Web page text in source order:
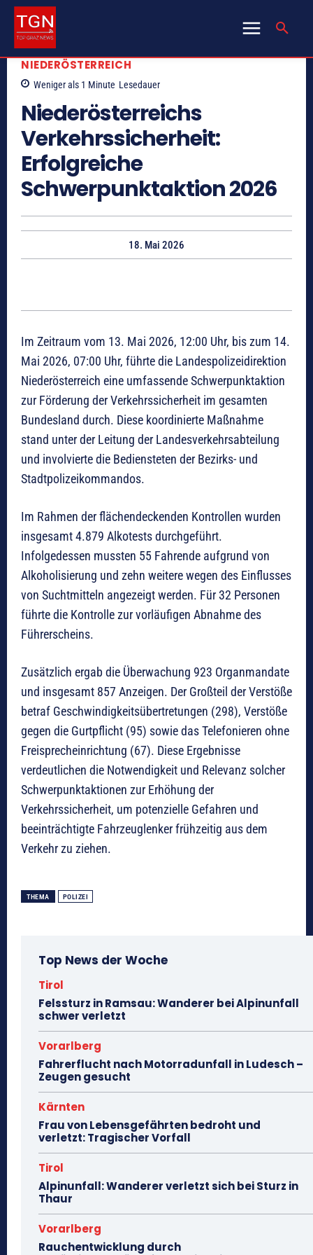
NIEDERÖSTERREICH
Weniger als 1 Minute Lesedauer
Niederösterreichs
Verkehrssicherheit:
Erfolgreiche
Schwerpunktaktion 2026
18. Mai 2026
Im Zeitraum vom 13. Mai 2026, 12:00 Uhr, bis zum 14.
Mai 2026, 07:00 Uhr, führte die Landespolizeidirektion
Niederösterreich eine umfassende Schwerpunktaktion
zur Förderung der Verkehrssicherheit im gesamten
Bundesland durch. Diese koordinierte Maßnahme
stand unter der Leitung der Landesverkehrsabteilung
und involvierte die Bediensteten der Bezirks- und
Stadtpolizeikommandos.
Im Rahmen der flächendeckenden Kontrollen wurden
insgesamt 4.879 Alkotests durchgeführt.
Infolgedessen mussten 55 Fahrende aufgrund von
Alkoholisierung und zehn weitere wegen des Einflusses
von Suchtmitteln angezeigt werden. Für 32 Personen
führte die Kontrolle zur vorläufigen Abnahme des
Führerscheins.
Zusätzlich ergab die Überwachung 923 Organmandate
und insgesamt 857 Anzeigen. Der Großteil der Verstöße
betraf Geschwindigkeitsübertretungen (298), Verstöße
gegen die Gurtpflicht (95) sowie das Telefonieren ohne
Freisprecheinrichtung (67). Diese Ergebnisse
verdeutlichen die Notwendigkeit und Relevanz solcher
Schwerpunktaktionen zur Erhöhung der
Verkehrssicherheit, um potenzielle Gefahren und
beeinträchtigte Fahrzeuglenker frühzeitig aus dem
Verkehr zu ziehen.
THEMA POLIZEI
Top News der Woche
Tirol
Felssturz in Ramsau: Wanderer bei Alpinunfall
schwer verletzt
Vorarlberg
Fahrerflucht nach Motorradunfall in Ludesch –
Zeugen gesucht
Kärnten
Frau von Lebensgefährten bedroht und
verletzt: Tragischer Vorfall
Tirol
Alpinunfall: Wanderer verletzt sich bei Sturz in
Thaur
Vorarlberg
Rauchentwicklung durch